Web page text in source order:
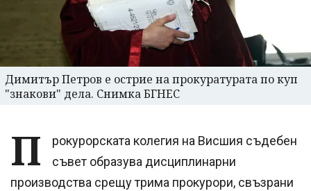
Димитър Петров е острие на прокуратурата по куп
"знакови" дела. Снимка БГНЕС
П
рокурорската колегия на Висшия съдебен
съвет образува дисциплинарни
производства срещу трима прокурори, свъзрани